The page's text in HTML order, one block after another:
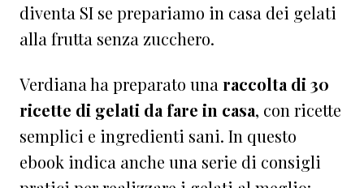
diventa SI se prepariamo in casa dei gelati
alla frutta senza zucchero.⁠
Verdiana ha preparato una raccolta di 30
ricette di gelati da fare in casa, con ricette
semplici e ingredienti sani. In questo
ebook indica anche una serie di consigli